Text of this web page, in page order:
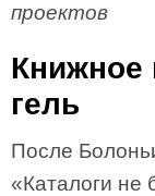
проектов
Книжное
гель
После
«Каталоги не